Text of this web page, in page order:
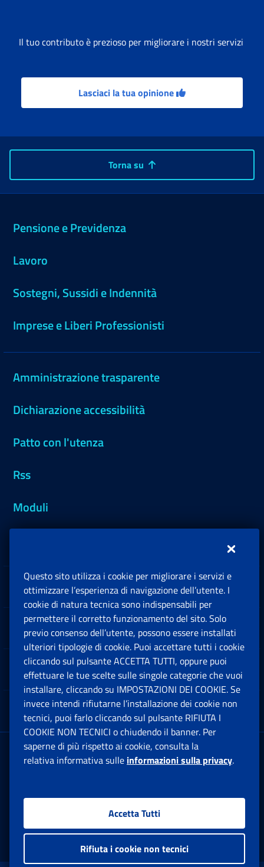
Il tuo contributo è prezioso per migliorare i nostri servizi
Lasciaci la tua opinione
Torna su
Pensione e Previdenza
Lavoro
Sostegni, Sussidi e Indennità
Imprese e Liberi Professionisti
Amministrazione trasparente
Dichiarazione accessibilità
Patto con l'utenza
Rss
Moduli
Sedi e Contatti
Software
Note Legali
App mobile
Sede Legale : Via Ciro il Grande, 21
00144 Roma
Facebook: Apre una nuova finestra
Twitter: Apre una nuova finestra
Whatsapp: Apre una nuova
Youtube: Apre una
Instagram:
Questo sito utilizza i cookie per migliorare i servizi e
ottimizzare l’esperienza di navigazione dell’utente. I
cookie di natura tecnica sono indispensabili per
permettere il corretto funzionamento del sito. Solo
previo consenso dell’utente, possono essere installati
ulteriori tipologie di cookie. Puoi accettare tutti i cookie
cliccando sul pulsante ACCETTA TUTTI, oppure puoi
effettuare le tue scelte sulle singole categorie che vuoi
installare, cliccando su IMPOSTAZIONI DEI COOKIE. Se
invece intendi rifiutarne l’installazione dei cookie non
tecnici, puoi farlo cliccando sul pulsante RIFIUTA I
COOKIE NON TECNICI o chiudendo il banner. Per
saperne di più rispetto ai cookie, consulta la
relativa informativa sulle informazioni sulla privacy.
Accetta Tutti
Rifiuta i cookie non tecnici